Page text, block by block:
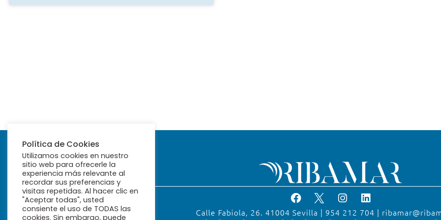
Calle Fabiola, 26. 41004 Sevilla | 954 212 704 |
Política de Cookies
Utilizamos cookies en nuestro
sitio web para ofrecerle la
experiencia más relevante al
recordar sus preferencias y
visitas repetidas. Al hacer clic en
"Aceptar todas", usted
consiente el uso de TODAS las
cookies. Sin embargo, puede